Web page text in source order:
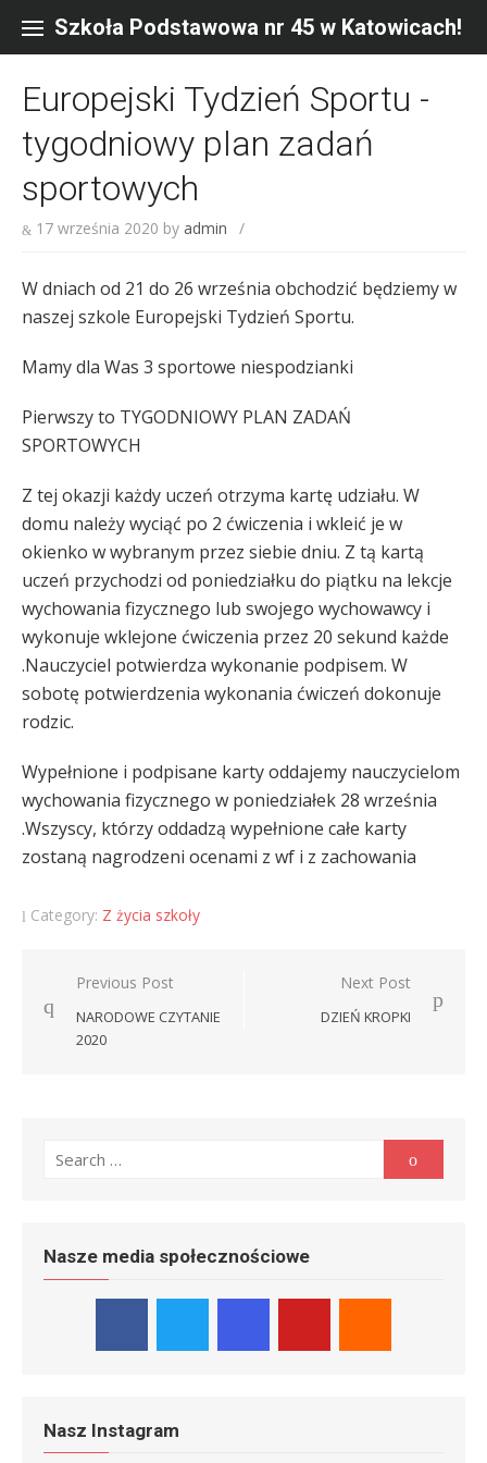
content
Szkoła Podstawowa nr 45 w Katowicach!
Europejski Tydzień Sportu -
tygodniowy plan zadań
sportowych
17 września 2020 by admin /
W dniach od 21 do 26 września obchodzić będziemy w
naszej szkole Europejski Tydzień Sportu.
Mamy dla Was 3 sportowe niespodzianki
Pierwszy to TYGODNIOWY PLAN ZADAŃ
SPORTOWYCH
Z tej okazji każdy uczeń otrzyma kartę udziału. W
domu należy wyciąć po 2 ćwiczenia i wkleić je w
okienko w wybranym przez siebie dniu. Z tą kartą
uczeń przychodzi od poniedziałku do piątku na lekcje
wychowania fizycznego lub swojego wychowawcy i
wykonuje wklejone ćwiczenia przez 20 sekund każde
.Nauczyciel potwierdza wykonanie podpisem. W
sobotę potwierdzenia wykonania ćwiczeń dokonuje
rodzic.
Wypełnione i podpisane karty oddajemy nauczycielom
wychowania fizycznego w poniedziałek 28 września
.Wszyscy, którzy oddadzą wypełnione całe karty
zostaną nagrodzeni ocenami z wf i z zachowania
Category: Z życia szkoły
Nawigacja
wpisu
Previous Post
NARODOWE CZYTANIE
2020
Next Post
DZIEŃ KROPKI
for:
Nasze media społecznościowe
Nasz Instagram